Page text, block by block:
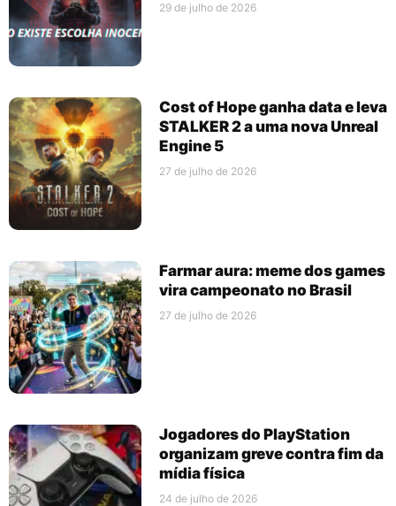
29 de julho de 2026
Cost of Hope ganha data e leva
STALKER 2 a uma nova Unreal
Engine 5
27 de julho de 2026
Farmar aura: meme dos games
vira campeonato no Brasil
27 de julho de 2026
Jogadores do PlayStation
organizam greve contra fim da
mídia física
24 de julho de 2026